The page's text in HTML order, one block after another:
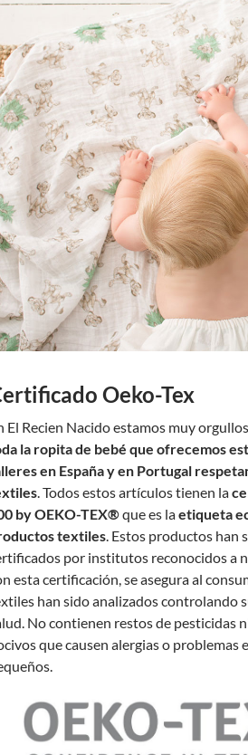
Oeko-Tex
El Recien Nacido estamos muy
la ropita de bebé que ofrecemos
en España y en Portugal
. Todos estos artículos tienen la
by OEKO-TEX®que es laetiqueta
textiles. Estos productos han
por institutos reconocidos a
esta certificación, se asegura al
han sido analizados controlando
No contienen restos de pesticidas
que causen alergias o problemas